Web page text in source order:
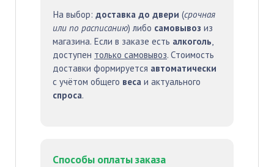
На выбор: доставка до двери (срочная
или по расписанию) либо самовывоз из
магазина. Если в заказе есть алкоголь,
доступен только самовывоз. Стоимость
доставки формируется автоматически
с учётом общего веса и актуального
спроса.
Способы оплаты заказа